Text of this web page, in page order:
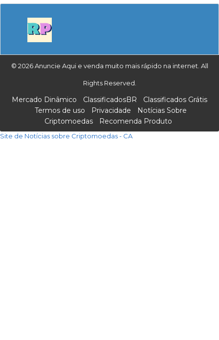
© 2026 Anuncie Aqui e venda muito mais rápido na internet. All
Rights Reserved.
Mercado Dinâmico ClassificadosBR
Classificados Grátis
Termos de uso
Privacidade
Notícias Sobre
Criptomoedas
Recomenda Produto
Site de Notícias sobre Criptomoedas - CA